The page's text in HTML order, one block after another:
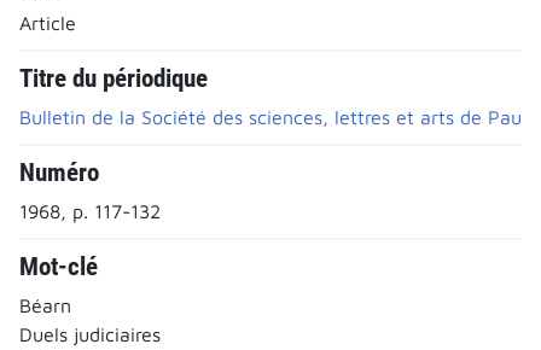
Article
Titre du périodique
Bulletin de la Société des sciences, lettres et arts de Pau
Numéro
1968, p. 117-132
Mot-clé
Béarn
Duels judiciaires